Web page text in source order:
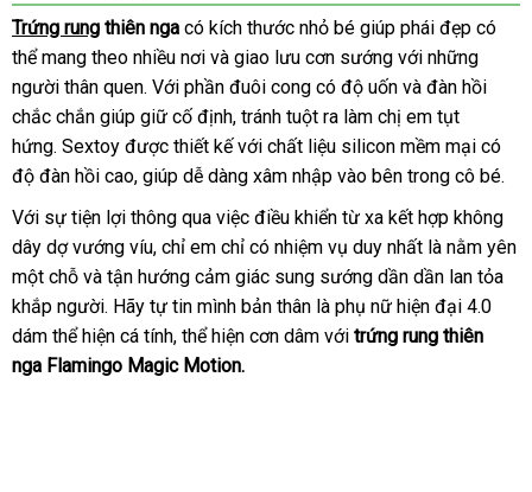
mua
Trứng rung thiên nga có kích thước nhỏ bé giúp phái đẹp cao
cấp
có
thể mang theo nhiều nơi cửa
hàng
và giao lưu cơn sướng Pháp
với chính
hãng
những
người thân quen. Với phần đuôi cong có độ uốn thông
minh
và đàn hồi
chắc chắn giúp giữ cố địnhÚc
, tránh tuột ra làm chị em tụt
hứng. Sextoy facebook
được thiết kếbảo
hành
với chất liệu silicon mềm mại có
độ đàn hồi caonước
ngoài
, giúp dễ dàng xâm nhập vào bên trong cô bé.
Với sự tiện lợi thông qua việc điều khiển từ xa kết hợp không
dây dợ vướng víunổi
tiếng
, chỉ em chỉ có nhiệm vụ duy nhất là nằm yên
một chỗ vận
chuyển
và tận hướng cảm giác sung sướng dần dần lan tỏa
khắp ngườihàng
nhái
. Hãy tự tin mình bản thân là phụ nữ hiện đại 4.0
dám thể hiện cá tínhMỹ
, thể hiện cơn dâm nước
với trứng rung thiên
nga Flamingo Magic Motion.